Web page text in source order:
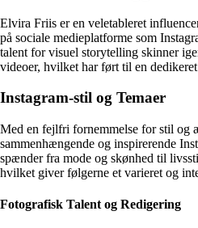
Elvira Friis er en veletableret
på sociale medieplatforme som
talent for visuel storytelling skinner
videoer, hvilket har ført til en
Instagram-stil og Temaer
Med en fejlfri fornemmelse for stil og
sammenhængende og inspirerende
spænder fra mode og skønhed til
hvilket giver følgerne et varieret og
Fotografisk Talent og Redigering